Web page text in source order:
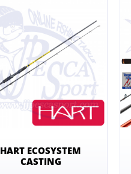
HART ECOSYSTEM
CASTING